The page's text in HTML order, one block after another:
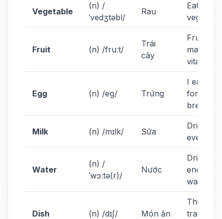
Vegetable
(n) /
ˈvedʒtəbl/
Rau
Eat more
Fruit (n) /fruːt/
Trái
cây
Fruit has
many
vitamins.
Egg (n) /eɡ/ Trứng
I eat
for
Milk (n) /mɪlk/ Sữa
Drink
every
Water
(n) /
ˈwɔːtə(r)/
Nước
Drink
enough
water.
Dish (n) /dɪʃ/ Món ăn
This is a